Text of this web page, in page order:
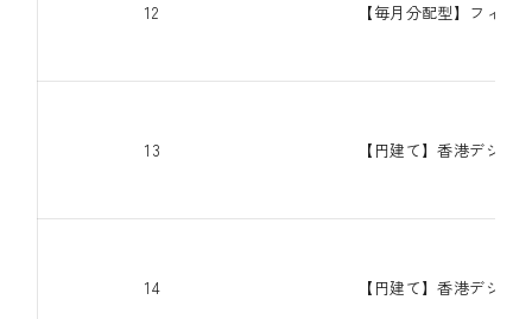
12 【毎月分配型】フィン
13 【円建て】香港デジタ
14 【円建て】香港デジタ